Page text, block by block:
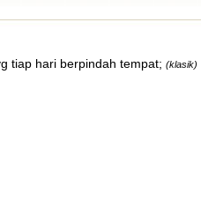
tiap hari berpindah tempat; (klasik)